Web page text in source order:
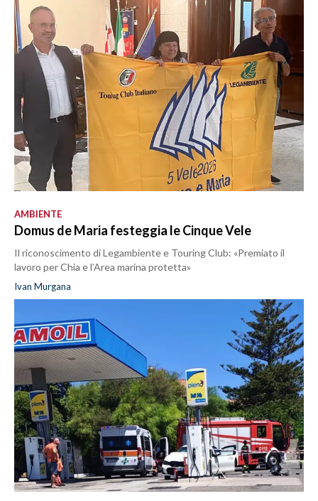
AMBIENTE
Domus de Maria festeggia le Cinque Vele
Il riconoscimento di Legambiente e Touring Club: «Premiato il
lavoro per Chia e l’Area marina protetta»
Ivan Murgana